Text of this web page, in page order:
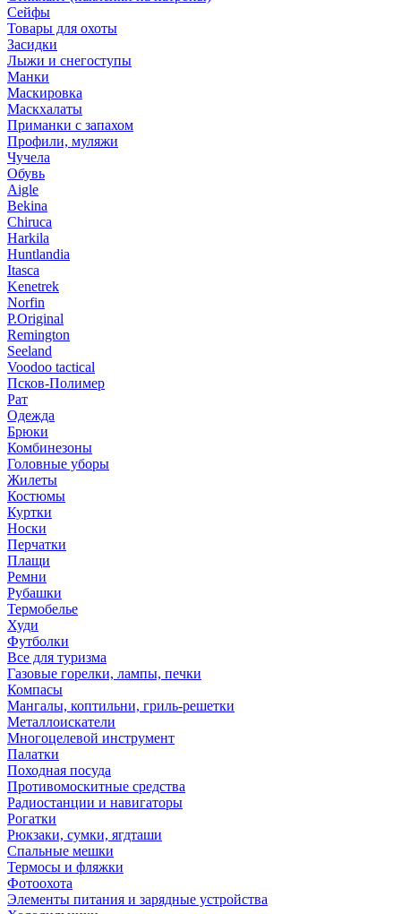
Сейфы
Товары для охоты
Засидки
Лыжи и снегоступы
Манки
Маскировка
Маскхалаты
Приманки с запахом
Профили, муляжи
Чучела
Обувь
Aigle
Bekina
Chiruсa
Harkila
Huntlandia
Itasca
Kenetrek
Norfin
P.Original
Remington
Seeland
Voodoo tactical
Псков-Полимер
Рат
Одежда
Брюки
Комбинезоны
Головные уборы
Жилеты
Костюмы
Куртки
Носки
Перчатки
Плащи
Ремни
Рубашки
Термобелье
Худи
Футболки
Все для туризма
Газовые горелки, лампы, печки
Компасы
Мангалы, коптильни, гриль-решетки
Металлоискатели
Многоцелевой инструмент
Палатки
Походная посуда
Противомоскитные средства
Радиостанции и навигаторы
Рогатки
Рюкзаки, сумки, ягдташи
Спальные мешки
Термосы и фляжки
Фотоохота
Элементы питания и зарядные устройства